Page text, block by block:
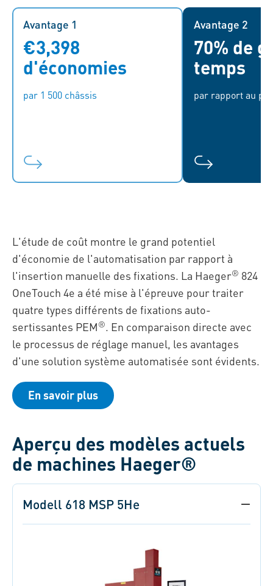
Avantage 1
€3,398
d'économies
par 1 500 châssis
Basé sur les coûts horaires
moyens de la main-d'œuvre dans
la zone euro
Avantage 2
70% de
temps
par rapport au
Le temps
5,66 à 1,68
L'étude de coût montre le grand potentiel
d'économie de l'automatisation par rapport à
l'insertion manuelle des fixations. La Haeger® 824
OneTouch 4e a été mise à l'épreuve pour traiter
quatre types différents de fixations auto-
sertissantes PEM®. En comparaison directe avec
le processus de réglage manuel, les avantages
d'une solution système automatisée sont évidents.
En savoir plus
Aperçu des modèles actuels
de machines Haeger®
Modell 618 MSP 5He